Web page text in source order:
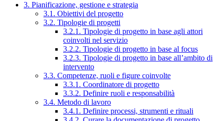
3. Pianificazione, gestione e strategia
3.1. Obiettivi del progetto
3.2. Tipologie di progetti
3.2.1. Tipologie di progetto in base agli attori
coinvolti nel servizio
3.2.2. Tipologie di progetto in base al focus
3.2.3. Tipologie di progetto in base all’ambito di
intervento
3.3. Competenze, ruoli e figure coinvolte
3.3.1. Coordinatore di progetto
3.3.2. Definire ruoli e responsabilità
3.4. Metodo di lavoro
3.4.1. Definire processi, strumenti e rituali